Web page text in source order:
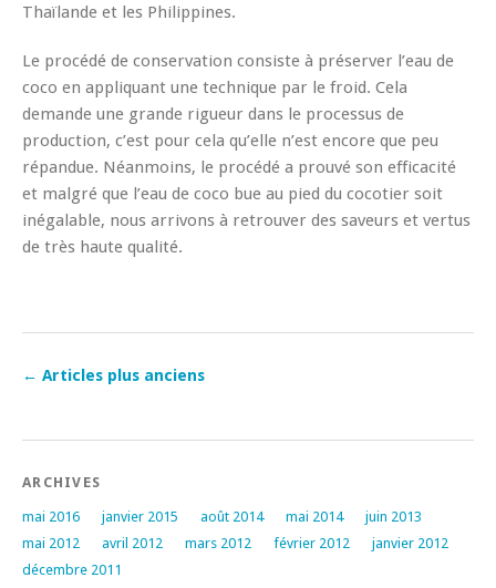
Thaïlande et les Philippines.
Le procédé de conservation consiste à préserver l’eau de
coco en appliquant une technique par le froid. Cela
demande une grande rigueur dans le processus de
production, c’est pour cela qu’elle n’est encore que peu
répandue. Néanmoins, le procédé a prouvé son efficacité
et malgré que l’eau de coco bue au pied du cocotier soit
inégalable, nous arrivons à retrouver des saveurs et vertus
de très haute qualité.
← Articles plus anciens
ARCHIVES
mai 2016 janvier 2015 août 2014 mai 2014
juin 2013
mai 2012
avril 2012 mars 2012 février 2012
janvier 2012
décembre 2011